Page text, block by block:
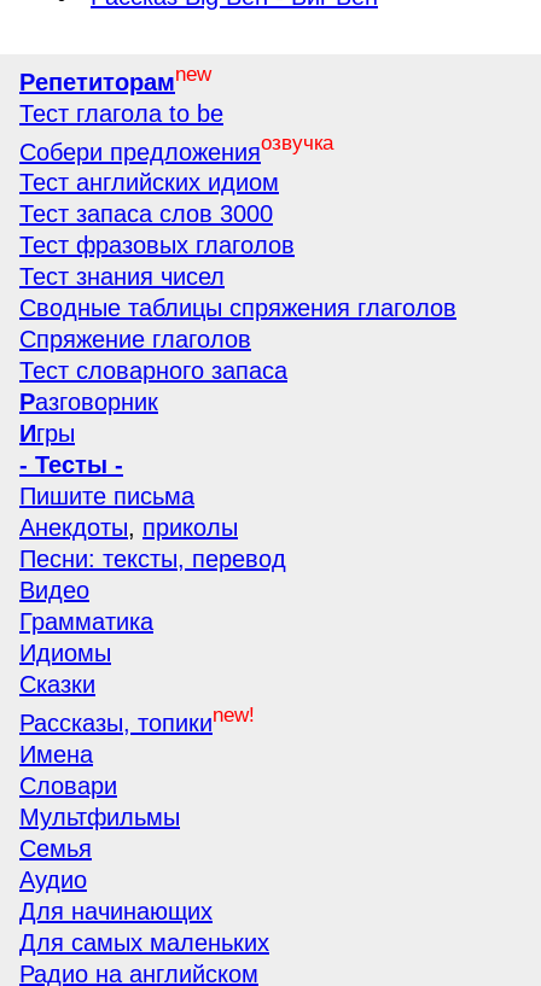
Репетиторамnew
Тест глагола to be
Собери предложенияозвучка
Тест английских идиом
Тест запаса слов 3000
Тест фразовых глаголов
Тест знания чисел
Сводные таблицы спряжения глаголов
Спряжение глаголов
Тест словарного запаса
Разговорник
Игры
- Тесты -
Пишите письма
Анекдоты, приколы
Песни: тексты, перевод
Видео
Грамматика
Идиомы
Сказки
Рассказы, топикиnew!
Имена
Словари
Мультфильмы
Семья
Аудио
Для начинающих
Для самых маленьких
Радио на английском